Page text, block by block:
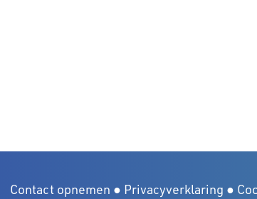
Contact opnemen ● Privacyverklaring ●